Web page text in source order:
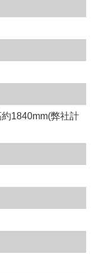
1840mm(弊社計